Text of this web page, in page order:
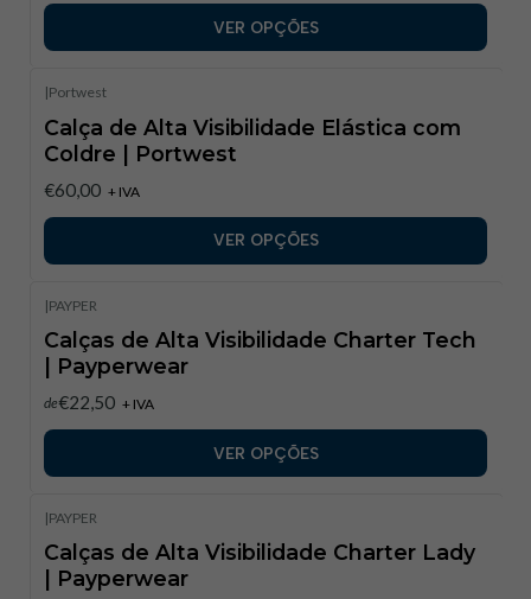
VER OPÇÕES
|Portwest
Calça de Alta Visibilidade Elástica com
Coldre | Portwest
€60,00 + IVA
VER OPÇÕES
|PAYPER
Calças de Alta Visibilidade Charter Tech
| Payperwear​
de€22,50 + IVA
VER OPÇÕES
|PAYPER
Calças de Alta Visibilidade Charter Lady
| Payperwear​